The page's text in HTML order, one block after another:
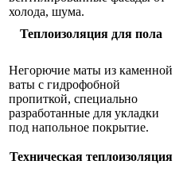
холода, шума.
Теплоизоляция для пола
Негорючие маты из каменной
ваты с гидрофобной
пропиткой, специально
разработанные для укладки
под напольное покрытие.
Техническая теплоизоляция